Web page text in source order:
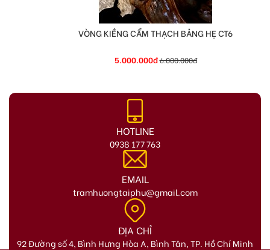
VÒNG KIỀNG CẨM THẠCH BẢNG HẸ CT6
5.000.000đ6.000.000đ
HOTLINE
0938 177 763
EMAIL
tramhuongtaiphu@gmail.com
ĐỊA CHỈ
92 Đường số 4, Bình Hưng Hòa A, Bình Tân, TP. Hồ Chí Minh